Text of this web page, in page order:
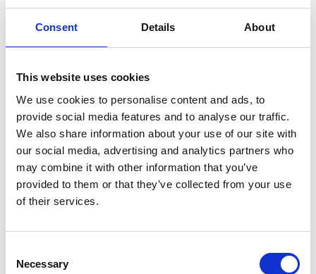
Consent Details About
This website uses cookies
We use cookies to personalise content and ads, to
provide social media features and to analyse our traffic.
We also share information about your use of our site with
our social media, advertising and analytics partners who
may combine it with other information that you’ve
provided to them or that they’ve collected from your use
of their services.
Selection
Necessary
HERGESTELLT IN DEN USA
CE-zertifiziert